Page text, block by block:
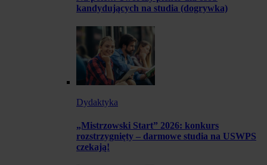
kandydujących na studia (dogrywka)
Dydaktyka
„Mistrzowski Start” 2026: konkurs
rozstrzygnięty – darmowe studia na USWPS
czekają!